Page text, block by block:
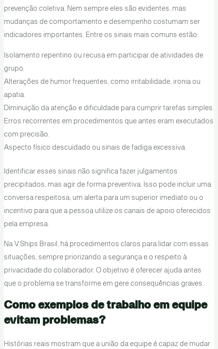
prevenção coletiva. Nem sempre eles são evidentes, mas
mudanças de comportamento e desempenho costumam ser
indicadores importantes. Entre os sinais mais comuns estão:
Isolamento repentino ou recusa em participar de atividades de
grupo.
Alterações de humor frequentes, como irritabilidade, ironia ou
apatia.
Diminuição da atenção e dificuldade para cumprir tarefas simples.
Erros recorrentes em procedimentos que antes eram executados
com precisão.
Aspecto físico descuidado ou sinais de fadiga excessiva.
Identificar esses sinais não significa fazer julgamentos
precipitados, mas agir de forma preventiva. Isso pode incluir uma
conversa respeitosa, um alerta para um superior imediato ou o
incentivo para que a pessoa utilize os canais de apoio oferecidos
pela empresa.
Na V.Ships Brasil, há procedimentos claros para lidar com essas
situações, sempre priorizando a segurança e o respeito à
privacidade do colaborador. O objetivo é oferecer ajuda antes
que o problema se transforme em gere consequências graves.
Como exemplos de trabalho em equipe
evitam problemas?
Histórias reais mostram que a união da equipe é capaz de mudar